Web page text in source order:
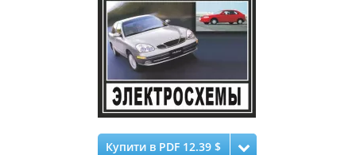
Купити в PDF 12.39 $